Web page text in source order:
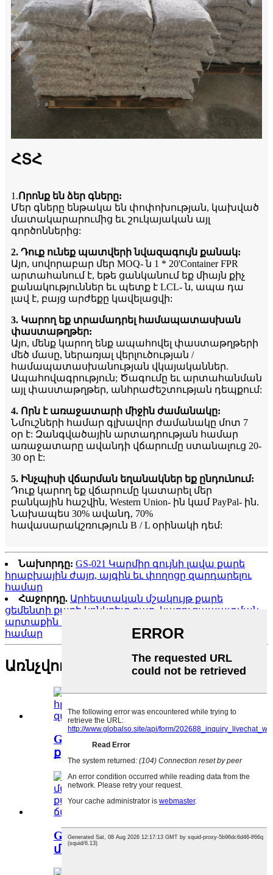
ՀՏՀ
1.Որոնք են ձեր գները:
Մեր գները ենթակա են փոփոխության, կախված
մատակարարումից եւ շուկայական այլ
գործոններից:
2. Դուք ունեք պատվերի նվազագույն քանակ:
Այո, սովորաբար մեր MOQ- ն 1 * 20'Container FPR
արտահանում է, եթե ցանկանում եք միայն քիչ
քանակություններ եւ պետք է LCL- ն, ապա դա
լավ է, բայց արժեքը կավելացվի:
3. Կարող եք տրամադրել համապատասխան
փաստաթղթեր:
Այո, մենք կարող ենք ապահովել փաստաթղթերի
մեծ մասը, ներառյալ վերլուծության /
համապատասխանության վկայականներ.
Ապահովագրություն; Ծագումը եւ արտահանման
այլ փաստաթղթեր, անհրաժեշտության դեպքում:
4. Որն է առաջատարի միջին ժամանակը:
Նմուշների համար գլխավոր ժամանակը մոտ 7
օր է: Զանգվածային արտադրության համար
առաջատարը ավանդի վճարումը ստանալուց 20-
30 օր է:
5. Ինչպիսի վճարման եղանակներ եք ընդունում:
Դուք կարող եք վճարումը կատարել մեր
բանկային հաշվին, Western Union- ին կամ PayPal- ին.
Նախապես 30% ավանդ, 70%
հավասարակշռություն B / L օրինակի դեմ:
Նախորդը: GS-021 Կարմիր գույնի լավա քարե
հրաբխային ժայռ, այգին եւ փողոցը զարդարելու
համար
Հաջորդը. Արհեստական ​​մշակույթ քարե
ցեմենտի քարե կոնկրետ քար, կառուցապատման
արտաքին եւ ներքին հարդարանքը զարդարելու
համար
Առնչվող ապրանքներ
GS-021 Կարմիր գույնի լավա
քարե հրաբխային ժայռ `դ ...
GS-018 քնջութի սպիտակ
մանրախիճ քարե ագրեգա ...